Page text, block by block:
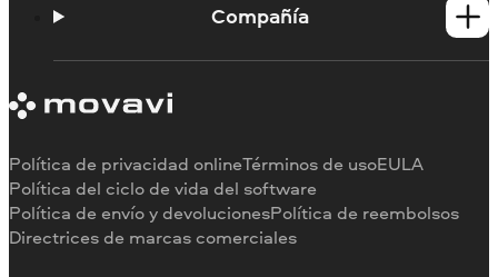
Portal de aprendizaje
Limitaciones de la versión de prueba
Reembolso
Compañía
Testimonios
Por qué elegirnos
Para el trabajo
Política de privacidad onlineTérminos de usoEULA
Política del ciclo de vida del software
Política de envío y devolucionesPolítica de reembolsos
Directrices de marcas comerciales